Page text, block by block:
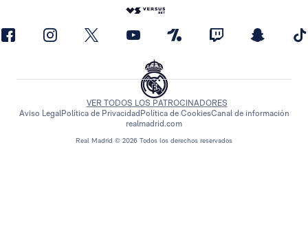
Real Madrid © 2026 Todos los derechos reservados
VER TODOS LOS PATROCINADORES
Aviso LegalPolítica de Privacidad Política de CookiesCanal de información
realmadrid.com